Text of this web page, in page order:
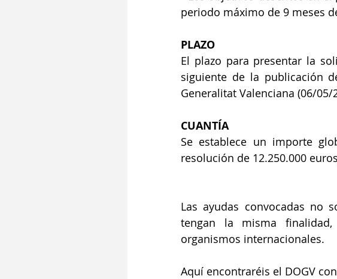
periodo máximo de 9 meses
PLAZO
El plazo para presentar la
siguiente de la publicación
Generalitat Valenciana (06/05/
CUANTÍA
Se establece un importe
resolución de 12.250.000
Las ayudas convocadas no
tengan la misma
organismos internacionales.
Aquí encontraréis el DOGV